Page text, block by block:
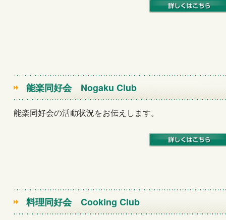
能楽同好会Nogaku Club
能楽同好会の活動状況をお伝えします。
料理同好会Cooking Club